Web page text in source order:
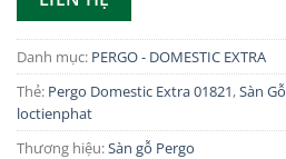
Danh mục: PERGO - DOMESTIC EXTRA
Thẻ: Pergo Domestic Extra 01821,Sàn Gỗ
loctienphat
Thương hiệu:Sàn gỗ Pergo